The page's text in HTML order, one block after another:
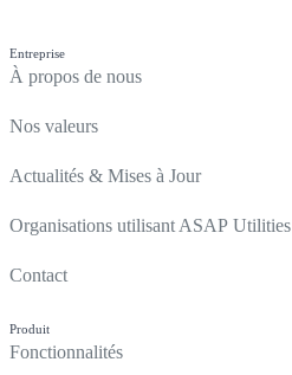
Entreprise
À propos de nous
Nos valeurs
Actualités & Mises à Jour
Organisations utilisant ASAP Utilities
Contact
Produit
Fonctionnalités